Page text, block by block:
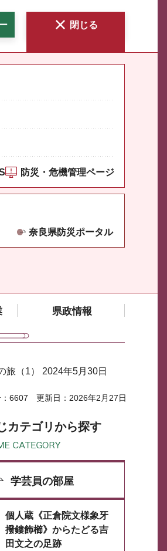
閉じる
防災・危機管理ページ
奈良県防災ポータル
県政情報
旅（1） 2024年5月30日
6607 更新日：2026年2月27日
カテゴリから探す
学芸員の部屋
個人蔵《正倉院文様象牙
撥鏤飾櫛》からたどる吉
田文之の足跡